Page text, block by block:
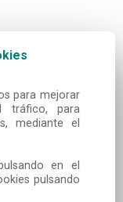
para mejorar
tráfico, para
mediante el
en el
pulsando